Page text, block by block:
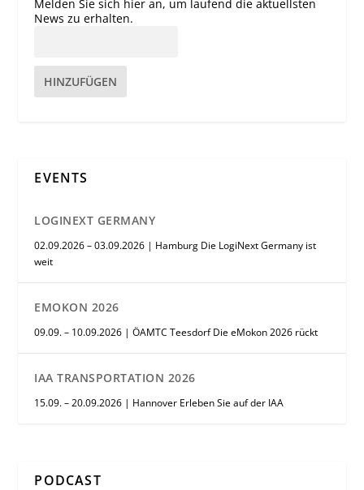
Melden Sie sich hier an, um laufend die aktuellsten
News zu erhalten.
HINZUFÜGEN
EVENTS
LOGINEXT GERMANY
02.09.2026 – 03.09.2026 | Hamburg Die LogiNext Germany ist
weit
EMOKON 2026
09.09. – 10.09.2026 | ÖAMTC Teesdorf Die eMokon 2026 rückt
IAA TRANSPORTATION 2026
15.09. – 20.09.2026 | Hannover Erleben Sie auf der IAA
PODCAST